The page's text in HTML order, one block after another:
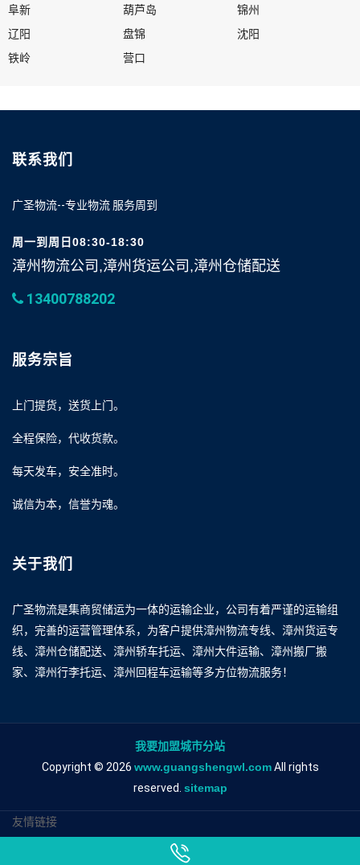
阜新
葫芦岛
锦州
辽阳
盘锦
沈阳
铁岭
营口
联系我们
广圣物流--专业物流 服务周到
周一到周日08:30-18:30
漳州物流公司,漳州货运公司,漳州仓储配送
13400788202
服务宗旨
上门提货，送货上门。
全程保险，代收货款。
每天发车，安全准时。
诚信为本，信誉为魂。
关于我们
广圣物流是集商贸储运为一体的运输企业，公司有着严谨的运输组
织，完善的运营管理体系，为客户提供漳州物流专线、漳州货运专
线、漳州仓储配送、漳州轿车托运、漳州大件运输、漳州搬厂搬
家、漳州行李托运、漳州回程车运输等多方位物流服务！
我要加盟城市分站
Copyright © 2026 www.guangshengwl.comAll rights
reserved. sitemap
友情链接
漳州到宜宾物流公司